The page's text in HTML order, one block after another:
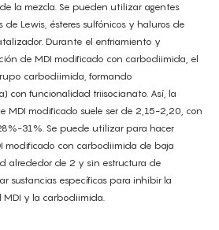
la mezcla. Se pueden utilizar agentes
de Lewis, ésteres sulfónicos y haluros de
Durante el enfriamiento y
de MDI modificado con carbodiimida, el
carbodiimida, formando
con funcionalidad triisocianato. Así, la
MDI modificado suele ser de 2,15-2,20, con
31%. Se puede utilizar para hacer
modificado con carbodiimida de baja
alrededor de 2 y sin estructura de
sustancias específicas para inhibir la
MDI y la carbodiimida.